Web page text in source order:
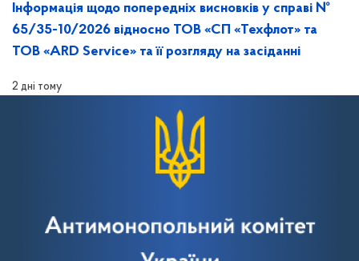
Інформація щодо попередніх висновків у справі №
65/35-10/2026 відносно ТОВ «СП «Техфлот» та
ТОВ «ARD Service» та її розгляду на засіданні
2 дні тому